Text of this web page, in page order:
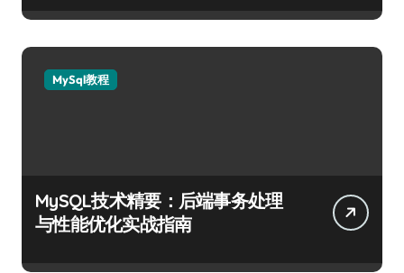
MySql教程
MySQL技术精要：后端事务处理
与性能优化实战指南